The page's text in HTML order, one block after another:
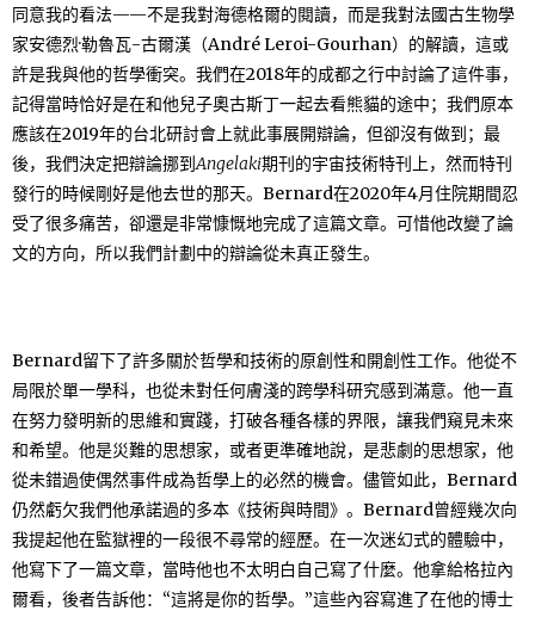
同意我的看法——不是我對海德格爾的閱讀，而是我對法國古生物學
家安德烈·勒魯瓦-古爾漢（André Leroi-Gourhan）的解讀，這或
許是我與他的哲學衝突。我們在2018年的成都之行中討論了這件事，
記得當時恰好是在和他兒子奧古斯丁一起去看熊貓的途中；我們原本
應該在2019年的台北研討會上就此事展開辯論，但卻沒有做到；最
後，我們決定把辯論挪到Angelaki期刊的宇宙技術特刊上，然而特刊
發行的時候剛好是他去世的那天。Bernard在2020年4月住院期間忍
受了很多痛苦，卻還是非常慷慨地完成了這篇文章。可惜他改變了論
文的方向，所以我們計劃中的辯論從未真正發生。
Bernard留下了許多關於哲學和技術的原創性和開創性工作。他從不
局限於單一學科，也從未對任何膚淺的跨學科研究感到滿意。他一直
在努力發明新的思維和實踐，打破各種各樣的界限，讓我們窺見未來
和希望。他是災難的思想家，或者更準確地說，是悲劇的思想家，他
從未錯過使偶然事件成為哲學上的必然的機會。儘管如此，Bernard
仍然虧欠我們他承諾過的多本《技術與時間》。Bernard曾經幾次向
我提起他在監獄裡的一段很不尋常的經歷。在一次迷幻式的體驗中，
他寫下了一篇文章，當時他也不太明白自己寫了什麼。他拿給格拉內
爾看，後者告訴他：“這將是你的哲學。”這些內容寫進了在他的博士